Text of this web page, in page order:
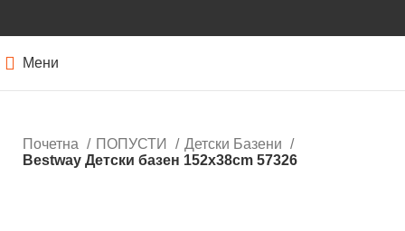
Мени
Почетна ПОПУСТИ
Детски Базени
Bestway Детски базен 152x38cm 57326